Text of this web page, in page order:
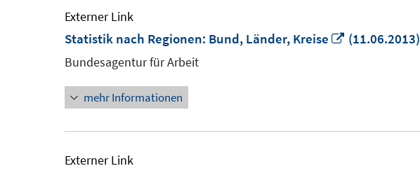
Externer Link
Statistik nach Regionen: Bund, Länder, Kreise
In
(11.06.2013)
Bundesagentur für Arbeit
mehr Informationen
Externer Link